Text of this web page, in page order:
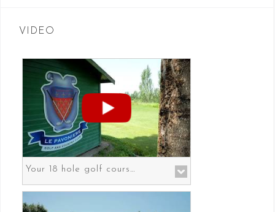
VIDEO
Your 18 hole golf course in Prato the gateway to Florence